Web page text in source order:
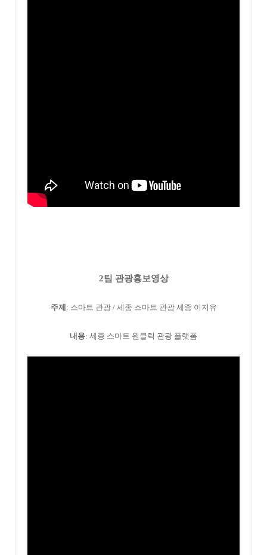
2팀 관광홍보영상
주제 : 스마트 관광 / 세종 스마트 관광 세종 이지유
내용: 세종 스마트 원클릭 관광 플랫폼